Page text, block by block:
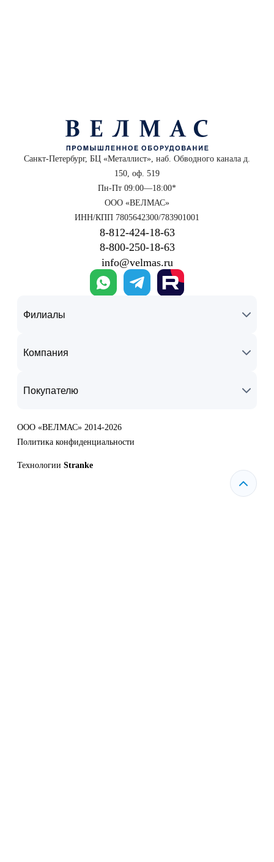
Санкт-Петербург, БЦ «Металлист», наб. Обводного канала д.
150, оф. 519
Пн-Пт 09:00—18:00*
ООО «ВЕЛМАС»
ИНН/КПП 7805642300/783901001
8‑812‑424‑18‑63
8‑800‑250‑18‑63
info@velmas.ru
Филиалы
Компания
Покупателю
ООО «ВЕЛМАС» 2014-2026
Политика конфиденциальности
Технологии Stranke